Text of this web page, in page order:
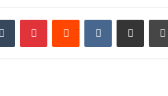
TumblrPinterestReddit VKontakte
Share via Email